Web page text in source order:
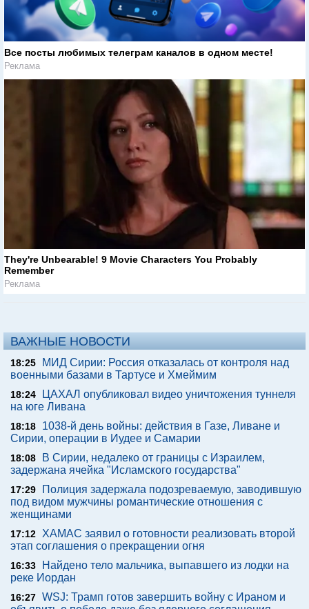
Все посты любимых телеграм каналов в одном месте!
Реклама
They're Unbearable! 9 Movie Characters You Probably
Remember
Реклама
ВАЖНЫЕ НОВОСТИ
18:25
МИД Сирии: Россия отказалась от контроля над
военными базами в Тартусе и Хмеймим
18:24
ЦАХАЛ опубликовал видео уничтожения туннеля
на юге Ливана
18:18
1038-й день войны: действия в Газе, Ливане и
Сирии, операции в Иудее и Самарии
18:08
В Сирии, недалеко от границы с Израилем,
задержана ячейка "Исламского государства"
17:29
Полиция задержала подозреваемую, заводившую
под видом мужчины романтические отношения с
женщинами
17:12 ХАМАС заявил о готовности реализовать второй
этап соглашения о прекращении огня
16:33
Найдено тело мальчика, выпавшего из лодки на
реке Иордан
16:27 WSJ: Трамп готов завершить войну с Ираном и